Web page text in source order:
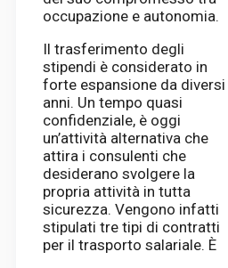
occupazione e autonomia.
Il trasferimento degli
stipendi è considerato in
forte espansione da diversi
anni. Un tempo quasi
confidenziale, è oggi
un’attività alternativa che
attira i consulenti che
desiderano svolgere la
propria attività in tutta
sicurezza. Vengono infatti
stipulati tre tipi di contratti
per il trasporto salariale. È